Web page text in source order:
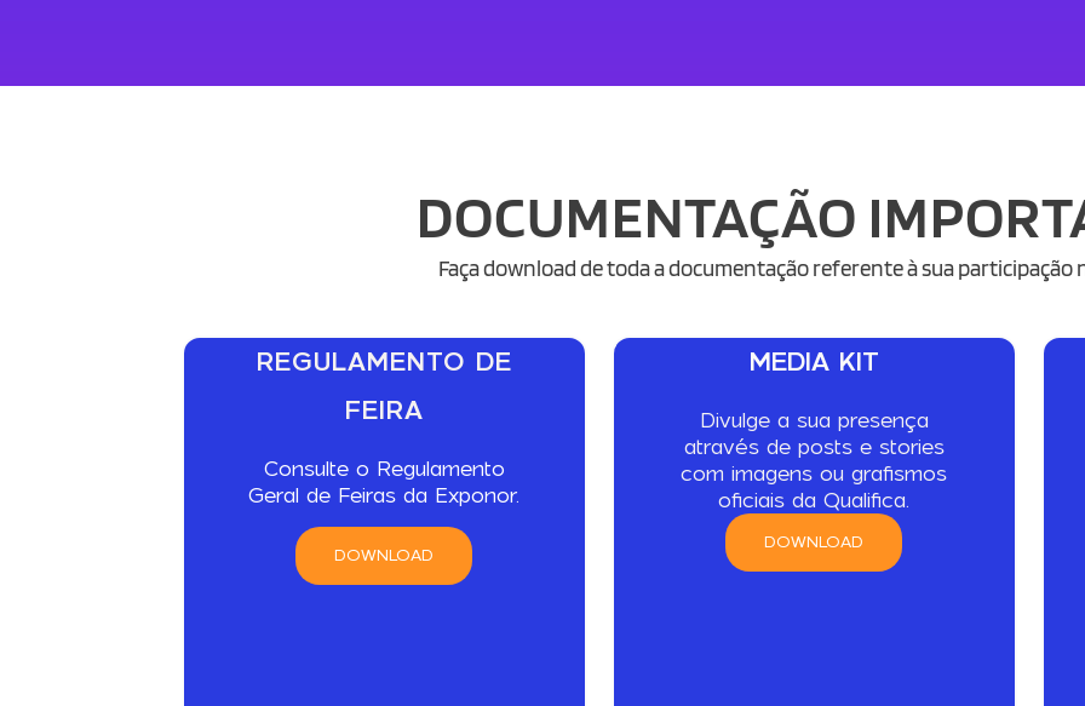
DOCUMENTAÇÃO
Faça download de toda a documentação referente à sua participação
REGULAMENTO DE
FEIRA
Consulte o Regulamento
Geral de Feiras da Exponor.
DOWNLOAD
MEDIA KIT
Divulge a sua presença
através de posts e stories
com imagens ou grafismos
oficiais da Qualifica.
DOWNLOAD